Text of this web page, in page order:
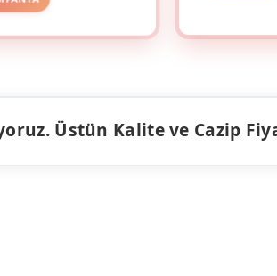
Üstün Kalite ve Cazip